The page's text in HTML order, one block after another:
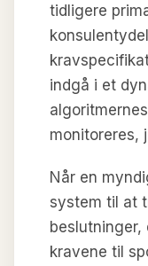
tidligere
indgå i et
monitoreres,
Når en
system til at
beslutninger,
kravene til